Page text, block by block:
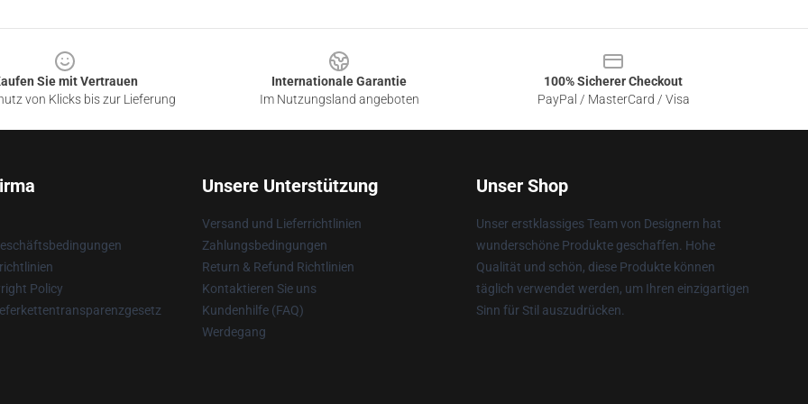
Sie mit Vertrauen
von Klicks bis zur Lieferung
Internationale Garantie
Im Nutzungsland angeboten
100% Sicherer Checkout
PayPal / MasterCard / Visa
Policy
Unsere Unterstützung
Versand und Lieferrichtlinien
Zahlungsbedingungen
Return & Refund Richtlinien
Kontaktieren Sie uns
Kundenhilfe (FAQ)
Werdegang
Unser Shop
Unser erstklassiges Team von Designern hat
wunderschöne Produkte geschaffen. Hohe
Qualität und schön, diese Produkte können
täglich verwendet werden, um Ihren einzigartigen
Sinn für Stil auszudrücken.